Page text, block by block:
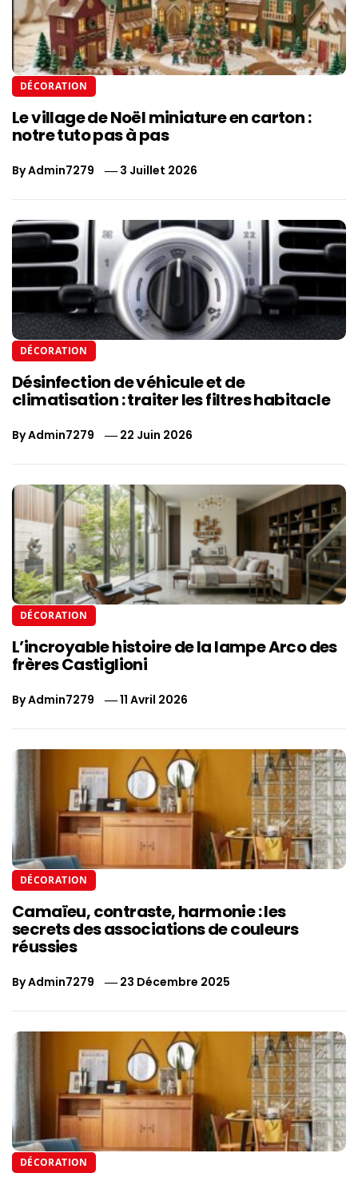
DÉCORATION
Le village de Noël miniature en carton :
notre tuto pas à pas
ByAdmin7279 3 Juillet 2026
DÉCORATION
Désinfection de véhicule et de
climatisation : traiter les filtres habitacle
ByAdmin7279 22 Juin 2026
DÉCORATION
L’incroyable histoire de la lampe Arco des
frères Castiglioni
ByAdmin7279 11 Avril 2026
DÉCORATION
Camaïeu, contraste, harmonie : les
secrets des associations de couleurs
réussies
ByAdmin7279 23 Décembre 2025
DÉCORATION